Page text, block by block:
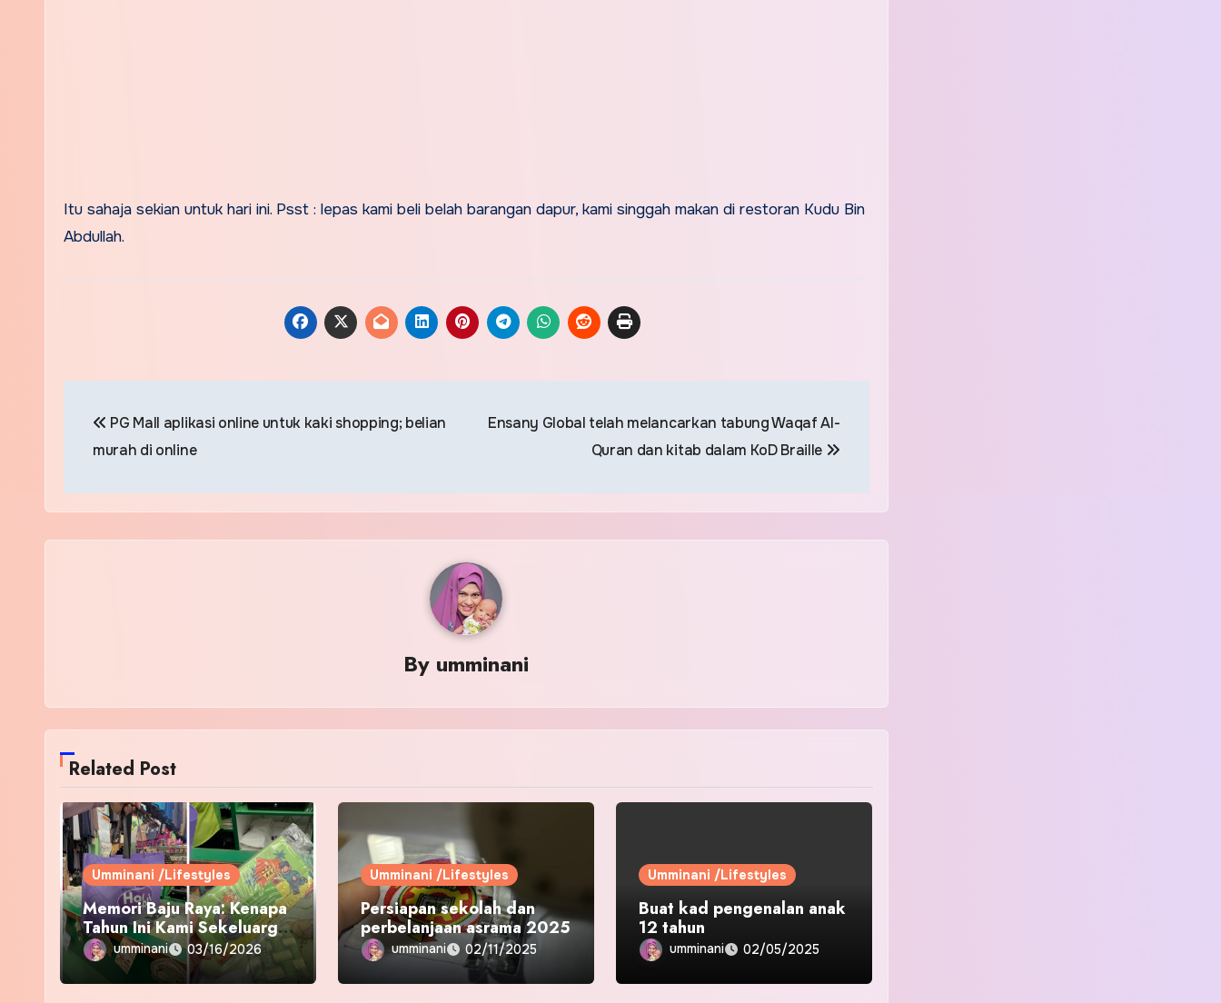
Itu sahaja sekian untuk hari ini. Psst : lepas kami beli belah barangan dapur, kami singgah makan di restoran Kudu Bin
Abdullah.
navigation
PG Mall aplikasi online untuk kaki shopping; belian
murah di online
Ensany Global telah melancarkan tabung Waqaf Al-
Quran dan kitab dalam KoD Braille
By umminani
Related Post
Umminani /Lifestyles
Memori Baju Raya: Kenapa
Tahun Ini Kami Sekeluarga
Kembali ke Pusat Pakaian
Hari-Hari?
umminani 03/16/2026
Umminani /Lifestyles
Persiapan sekolah dan
perbelanjaan asrama 2025
umminani 02/11/2025
Umminani /Lifestyles
Buat kad pengenalan anak
12 tahun
umminani 02/05/2025